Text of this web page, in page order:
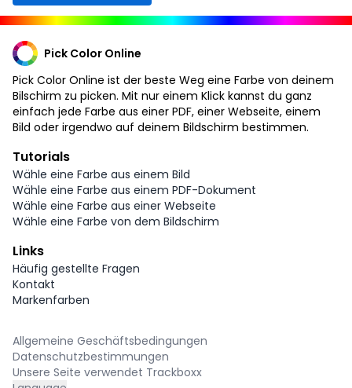
Pick Color Online
Pick Color Online ist der beste Weg eine Farbe von deinem
Bilschirm zu picken. Mit nur einem Klick kannst du ganz
einfach jede Farbe aus einer PDF, einer Webseite, einem
Bild oder irgendwo auf deinem Bildschirm bestimmen.
Tutorials
Wähle eine Farbe aus einem Bild
Wähle eine Farbe aus einem PDF-Dokument
Wähle eine Farbe aus einer Webseite
Wähle eine Farbe von dem Bildschirm
Links
Häufig gestellte Fragen
Kontakt
Markenfarben
Allgemeine Geschäftsbedingungen
Datenschutzbestimmungen
Unsere Seite verwendet Trackboxx